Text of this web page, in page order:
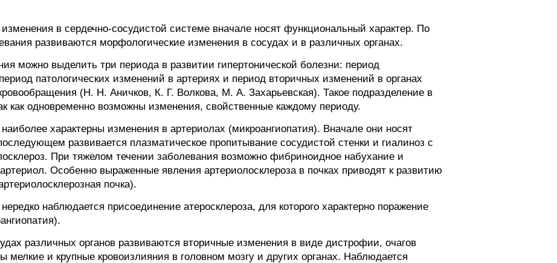
в сердечно-сосудистой системе вначале носят функциональный характер. По
развиваются морфологические изменения в сосудах и в различных органах.
можно выделить три периода в развитии гипертонической болезни: период
патологических изменений в артериях и период вторичных изменений в органах
(Н. Н. Аничков, К. Г. Волкова, М. А. Захарьевская). Такое подразделение в
как одновременно возможны изменения, свойственные каждому периоду.
характерны изменения в артериолах (микроангиопатия). Вначале они носят
развивается плазматическое пропитывание сосудистой стенки и гиалиноз с
При тяжелом течении заболевания возможно фибриноидное набухание и
Особенно выраженные явления артериолосклероза в почках приводят к развитию
почка).
наблюдается присоединение атеросклероза, для которого характерно поражение
различных органов развиваются вторичные изменения в виде дистрофии, очагов
мелкие и крупные кровоизлияния в головном мозгу и других органах. Наблюдается